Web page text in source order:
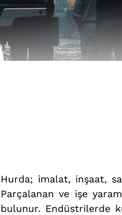
Hurda; imalat, inşaat,
Parçalanan ve işe
bulunur. Endüstrilerde